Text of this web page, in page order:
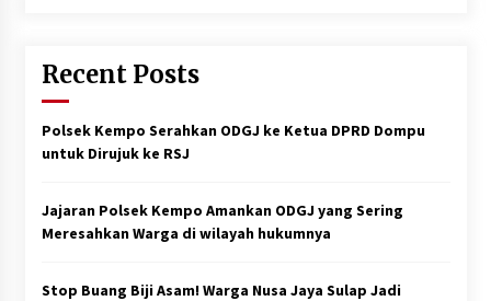
Recent Posts
Polsek Kempo Serahkan ODGJ ke Ketua DPRD Dompu
untuk Dirujuk ke RSJ
Jajaran Polsek Kempo Amankan ODGJ yang Sering
Meresahkan Warga di wilayah hukumnya
Stop Buang Biji Asam! Warga Nusa Jaya Sulap Jadi